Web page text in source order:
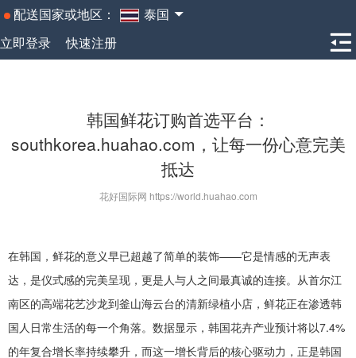
配送国家或地区：
泰国
立即登录
快速注册
韩国鲜花订购首选平台：
southkorea.huahao.com，让每一份心意完美
抵达
花好国际网 https://world.huahao.com
在韩国，鲜花的意义早已超越了简单的装饰——它是情感的无声表
达，是仪式感的完美呈现，更是人与人之间最真诚的连接。从首尔江
南区的高端花艺沙龙到釜山海云台的清新绿植小店，鲜花正在渗透韩
国人日常生活的每一个角落。数据显示，韩国花卉产业预计将以7.4%
的年复合增长率持续攀升，而这一增长背后的核心驱动力，正是韩国